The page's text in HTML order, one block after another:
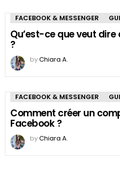
FACEBOOK & MESSENGER
Qu’est-ce que veut
?
byChiara A.
FACEBOOK & MESSENGER
Comment créer un
Facebook ?
byChiara A.